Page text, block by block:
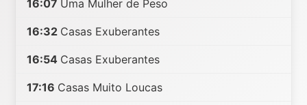
16:07 Uma Mulher de Peso
16:32 Casas Exuberantes
16:54 Casas Exuberantes
17:16 Casas Muito Loucas